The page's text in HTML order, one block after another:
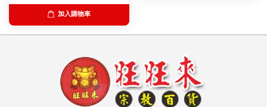
加入購物車